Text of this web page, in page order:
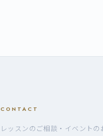
CONTACT
レッスンのご相談・イベントの